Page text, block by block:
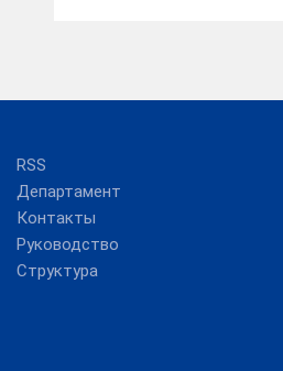
RSS
Департамент
Контакты
Руководство
Структура